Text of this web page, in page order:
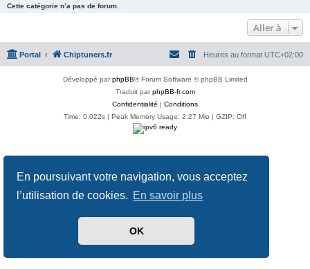
En poursuivant votre navigation, vous acceptez
l’utilisation de cookies. En savoir plus
OK
Cette catégorie n’a pas de forum.
Aller à
Portal Chiptuners.fr Heures au format UTC+02:00
Développé parphpBB® Forum Software © phpBB Limited
Traduit parphpBB-fr.com
Confidentialité | Conditions
Time: 0.022s | Peak Memory Usage: 2.27 Mio | GZIP: Off